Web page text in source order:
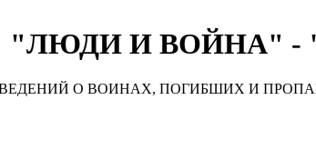
"ЛЮДИ И ВОЙНА" -
О ВОИНАХ, ПОГИБШИХ И